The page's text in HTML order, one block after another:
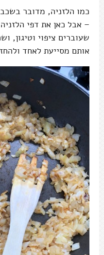
כמו הלזניה, מדובר
– אבל כאן את דפי
שעוברים ציפוי וטיגון,
אותם מסייעת לאחד